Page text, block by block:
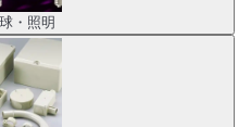
・照明